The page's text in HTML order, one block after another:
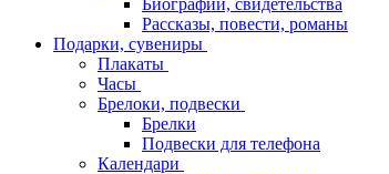
Биографии, свидетельства
Рассказы, повести, романы
Подарки, сувениры
Плакаты
Часы
Брелоки, подвески
Брелки
Подвески для телефона
Календари